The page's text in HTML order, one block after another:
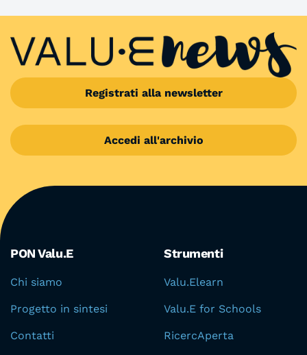
Registrati alla newsletter
Accedi all'archivio
PON Valu.E
Chi siamo
Progetto in sintesi
Contatti
Strumenti
Valu.Elearn
Valu.E for Schools
RicercAperta